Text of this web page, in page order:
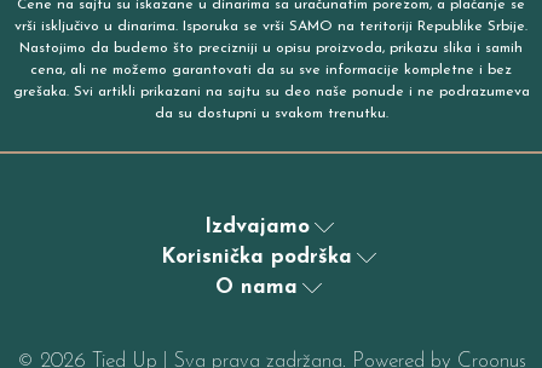
Cene na sajtu su iskazane u dinarima sa uračunatim porezom, a plaćanje se
vrši isključivo u dinarima. Isporuka se vrši SAMO na teritoriji Republike Srbije.
Nastojimo da budemo što precizniji u opisu proizvoda, prikazu slika i samih
cena, ali ne možemo garantovati da su sve informacije kompletne i bez
grešaka. Svi artikli prikazani na sajtu su deo naše ponude i ne podrazumeva
da su dostupni u svakom trenutku.
Izdvajamo
Korisnička podrška
O nama
© 2026 Tied Up | Sva prava zadržana. Powered by Croonus